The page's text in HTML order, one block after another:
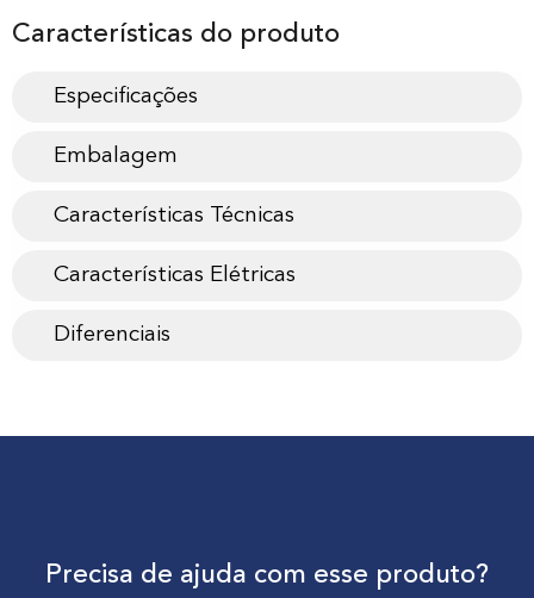
Características do produto
Especificações
Embalagem
Características Técnicas
Características Elétricas
Diferenciais
Precisa de ajuda com esse produto?